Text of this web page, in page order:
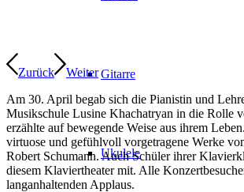
Gitarre
Ukulele
Zurück
Weiter
Am 30. April begab sich die Pianistin und
Musikschule Lusine Khachatryan in die Rolle
erzählte auf bewegende Weise aus ihrem
virtuose und gefühlvoll vorgetragene Werke
Robert Schumann. Auch Schüler ihrer
diesem Klaviertheater mit. Alle
langanhaltenden Applaus.